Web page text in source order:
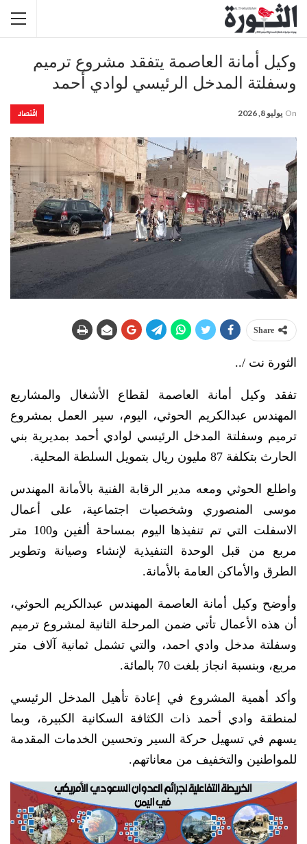
وكيل أمانة العاصمة يتفقد مشروع ترميم
وسفلتة المدخل الرئيسي لوادي أحمد
اقتصاد On يوليو 8, 2026
Share
الثورة نت /..
تفقد وكيل أمانة العاصمة لقطاع الأشغال والمشاريع
المهندس عبدالكريم الحوثي، اليوم، سير العمل بمشروع
ترميم وسفلتة المدخل الرئيسي لوادي أحمد بمديرية بني
الحارث بتكلفة 87 مليون ريال بتمويل السلطة المحلية.
واطلع الحوثي ومعه مدير الرقابة الفنية بالأمانة المهندس
موسى المنصوري وشخصيات اجتماعية، على أعمال
الاسفلت التي تم تنفيذها اليوم بمساحة ألفين و100 متر
مربع من قبل الوحدة التنفيذية لإنشاء وصيانة وتطوير
الطرق والأماكن العامة بالأمانة.
وأوضح وكيل أمانة العاصمة المهندس عبدالكريم الحوثي،
أن هذه الأعمال تأتي ضمن المرحلة الثانية لمشروع ترميم
وسفلتة مدخل وادي احمد، والتي تشمل ثمانية آلاف متر
مربع، وبنسبة انجاز بلغت 70 بالمائة.
وأكد أهمية المشروع في إعادة تأهيل المدخل الرئيسي
لمنطقة وادي أحمد ذات الكثافة السكانية الكبيرة، وبما
يسهم في تسهيل حركة السير وتحسين الخدمات المقدمة
للمواطنين والتخفيف من معاناتهم.